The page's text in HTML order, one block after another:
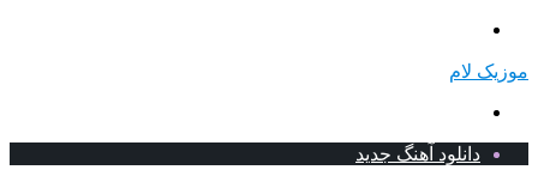
موزیک لام
دانلود آهنگ جدید